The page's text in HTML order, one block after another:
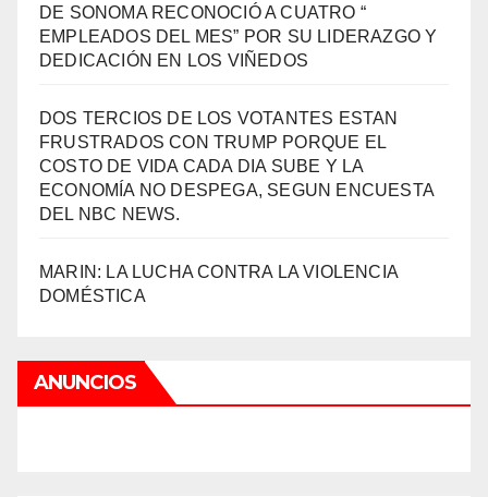
DE SONOMA RECONOCIÓ A CUATRO “
EMPLEADOS DEL MES” POR SU LIDERAZGO Y
DEDICACIÓN EN LOS VIÑEDOS
DOS TERCIOS DE LOS VOTANTES ESTAN
FRUSTRADOS CON TRUMP PORQUE EL
COSTO DE VIDA CADA DIA SUBE Y LA
ECONOMÍA NO DESPEGA, SEGUN ENCUESTA
DEL NBC NEWS.
MARIN: LA LUCHA CONTRA LA VIOLENCIA
DOMÉSTICA
ANUNCIOS